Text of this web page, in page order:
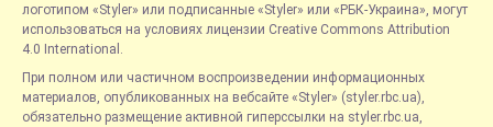
логотипом «Styler» или подписанные «Styler» или «РБК-Украина», могут
использоваться на условиях лицензии Creative Commons Attribution
4.0 International.
При полном или частичном воспроизведении информационных
материалов, опубликованных на вебсайте «Styler» (styler.rbc.ua),
обязательно размещение активной гиперссылки на styler.rbc.ua,